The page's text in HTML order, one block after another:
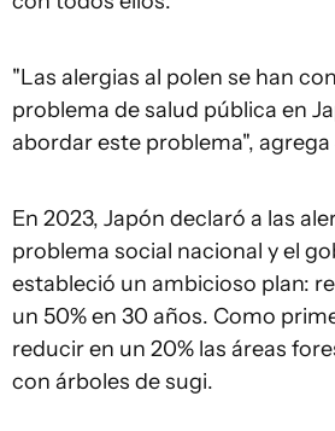
"Las alergias al polen se han
problema de salud pública en
abordar este problema", agrega
En 2023, Japón declaró a las
problema social nacional y el
estableció un ambicioso plan:
un 50% en 30 años. Como
reducir en un 20% las áreas
con árboles de sugi.